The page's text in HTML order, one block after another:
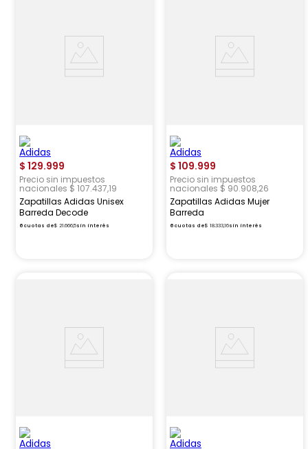
$ 129.999
Precio sin impuestos
nacionales $ 107.437,19
Zapatillas Adidas Unisex
Barreda Decode
6 cuotas de$ 21.666,5sin interés
$ 109.999
Precio sin impuestos
nacionales $ 90.908,26
Zapatillas Adidas Mujer
Barreda
6 cuotas de$ 18.333,16sin interés